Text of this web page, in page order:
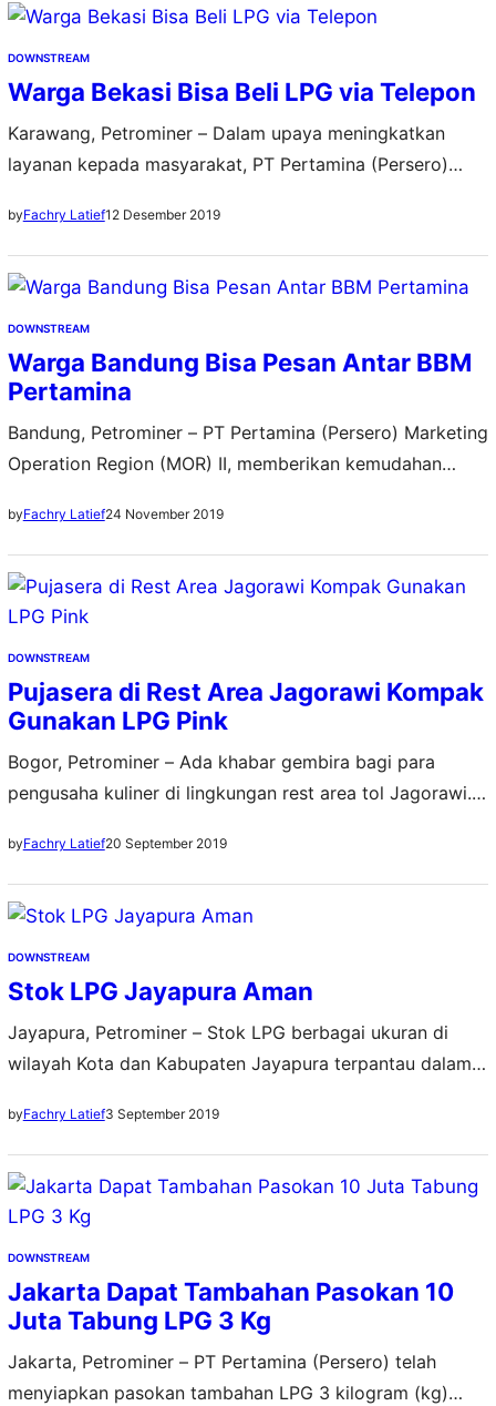
pangkalan LPG 3 kg. Unit Manager Communication,
Relations & CSR MOR III Eko Kristiawan mengatakan
Pertamina akan menyalurkan LPG…
DOWNSTREAM
Warga Bekasi Bisa Beli LPG via Telepon
Karawang, Petrominer – Dalam upaya meningkatkan
layanan kepada masyarakat, PT Pertamina (Persero)
sekitar wilayah Bekasi, Purwakarta hingga Subang, Jawa
Barat. Warga yang ingin membeli LPG (liquefied
petroleoum gas) non subsidi bisa langsung menelpon
dan tunggu di rumah. “Layanan ini merupakan upaya
persuasif kami untuk meningkatkan minat masyarakat…
byFachry Latief12 Desember 2019
DOWNSTREAM
Warga Bandung Bisa Pesan Antar BBM
Pertamina
Bandung, Petrominer – PT Pertamina (Persero) Marketing
Operation Region (MOR) II, memberikan kemudahan
pesan antar BBM dan LPG produk Pertamina. Kini, warga
Bandung sudah bisa menikmani Pertamina Delivery
Service (PDS). “Layanan ini merupakan solusi Pertamina
untuk konsumen di Bandung, sehingga dapat berkendara
dengan nyaman karena bahan bakarnya telah terisi…
byFachry Latief24 November 2019
DOWNSTREAM
Pujasera di Rest Area Jagorawi Kompak
Gunakan LPG Pink
Bogor, Petrominer – Ada khabar gembira bagi para
pengusaha kuliner di lingkungan rest area tol Jagorawi.
Liquefied Petroleoum Gas (LPG) 3 kg (tabung warna
hijau) yang selama ini dipakai dengan tabung LPG Bright
Gas ukuran 5,5 kg (tabung warna pink). Ini merupakan
bagian dari edukasi dan sosialisasi kepada masyarakat…
byFachry Latief20 September 2019
DOWNSTREAM
Stok LPG Jayapura Aman
Jayapura, Petrominer – Stok LPG berbagai ukuran di
wilayah Kota dan Kabupaten Jayapura terpantau dalam
Pertamina (Persero) memastikan masyarakat dapat
memperoleh gas LPG beragam ukuran di 21 outlet yang
tersebar di distrik-distrik wilayah Kota Jayapura dan
Sentani, Kabupaten Jayapura. Menurut Unit Manager
Communication, Relations, & CSR…
byFachry Latief3 September 2019
DOWNSTREAM
Jakarta Dapat Tambahan Pasokan 10
Juta Tabung LPG 3 Kg
Jakarta, Petrominer – PT Pertamina (Persero) telah
menyiapkan pasokan tambahan LPG 3 kilogram (kg)